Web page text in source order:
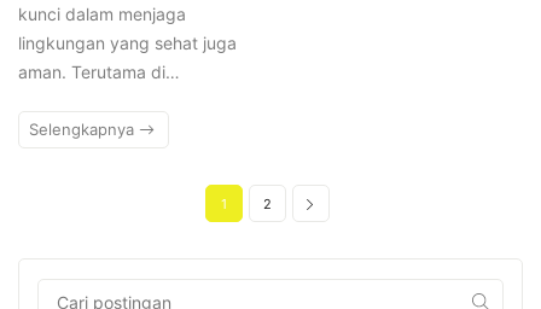
kunci dalam menjaga
lingkungan yang sehat juga
aman. Terutama di…
Selengkapnya
1 2